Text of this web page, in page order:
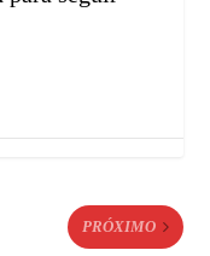
PRÓXIMO